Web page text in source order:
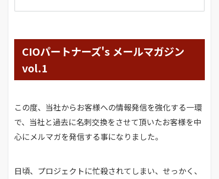
CIOパートナーズ's メールマガジン
vol.1
この度、当社からお客様への情報発信を強化する一環
で、当社と過去に名刺交換をさせて頂いたお客様を中
心にメルマガを発信する事になりました。
日頃、プロジェクトに忙殺されてしまい、せっかく、